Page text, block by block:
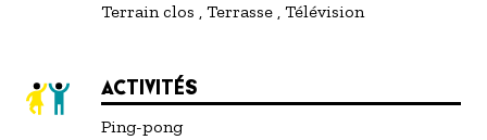
Terrain clos
Terrasse Télévision
ACTIVITÉS
Ping-pong